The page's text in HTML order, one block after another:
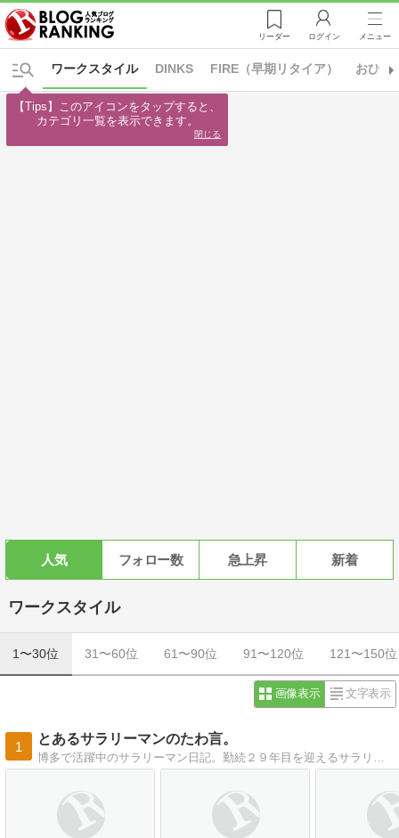
リーダー ログイン メニュー
DINKS FIRE（早期リタイア） おひと
ワークスタイル
人気 フォロー数 急上昇 新着
ワークスタイル
1〜30位 31〜60位 61〜90位 91〜120位 121〜150位
画像表示 文字表示
1
とあるサラリーマンのたわ言。
【Tips】このアイコンをタップすると、
カテゴリ一覧を表示できます。
閉じる